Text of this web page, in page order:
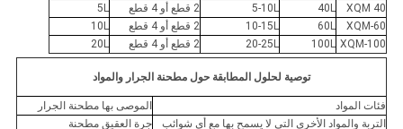
XQM 40
40L
5-10L 2 قطع أو 4 قطع
5L
XQM-60
60L
10-15L 2 قطع أو 4 قطع
10L
XQM-100
100L
20-25L 2 قطع أو 4 قطع 20L
توصية لحلول المطابقة حول مطحنة الجرار والمواد
فئات المواد
الموصى بها مطحنة الجرار
التربة والمواد الأخرى التي لا يسمح بها مع أي شوائب
جرة العقيق مطحنة